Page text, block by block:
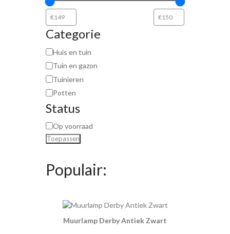
Categorie
Huis en tuin
Tuin en gazon
Tuinieren
Potten
Status
Op voorraad
Toepassen
Populair:
Muurlamp Derby Antiek Zwart